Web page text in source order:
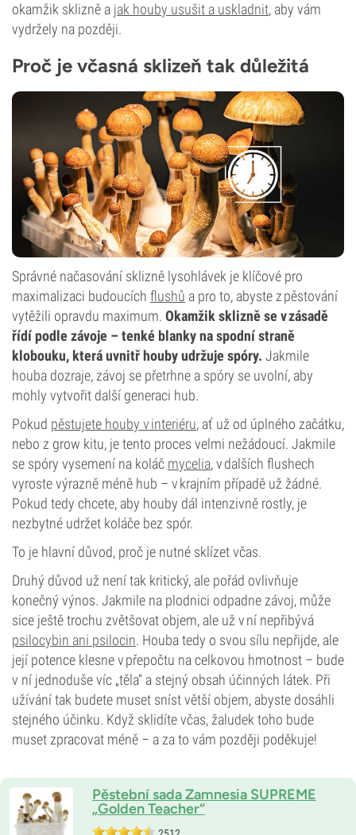
okamžik sklizně a jak houby usušit a uskladnit, aby vám
vydržely na později.
Proč je včasná sklizeň tak důležitá
Správné načasování sklizně lysohlávek je klíčové pro
maximalizaci budoucích flushů a pro to, abyste z pěstování
vytěžili opravdu maximum. Okamžik sklizně se v zásadě
řídí podle závoje – tenké blanky na spodní straně
klobouku, která uvnitř houby udržuje spóry. Jakmile
houba dozraje, závoj se přetrhne a spóry se uvolní, aby
mohly vytvořit další generaci hub.
Pokud pěstujete houby v interiéru, ať už od úplného začátku,
nebo z grow kitu, je tento proces velmi nežádoucí. Jakmile
se spóry vysemení na koláč mycelia, v dalších flushech
vyroste výrazně méně hub – v krajním případě už žádné.
Pokud tedy chcete, aby houby dál intenzivně rostly, je
nezbytné udržet koláče bez spór.
To je hlavní důvod, proč je nutné sklízet včas.
Druhý důvod už není tak kritický, ale pořád ovlivňuje
konečný výnos. Jakmile na plodnici odpadne závoj, může
sice ještě trochu zvětšovat objem, ale už v ní nepřibývá
psilocybin ani psilocin. Houba tedy o svou sílu nepřijde, ale
její potence klesne v přepočtu na celkovou hmotnost – bude
v ní jednoduše víc „těla“ a stejný obsah účinných látek. Při
užívání tak budete muset sníst větší objem, abyste dosáhli
stejného účinku. Když sklidíte včas, žaludek toho bude
muset zpracovat méně – a za to vám později poděkuje!
Pěstební sada Zamnesia SUPREME
„Golden Teacher“